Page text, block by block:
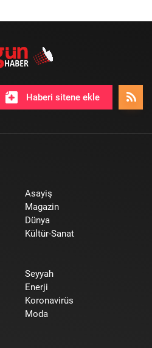
Haberi sitene ekle
Asayiş
Magazin
Dünya
Kültür-Sanat
Seyyah
Enerji
Koronavirüs
Moda